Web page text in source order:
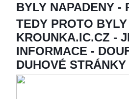
BYLY NAPADENY -
TEDY PROTO
KROUNKA.IC.CZ -
INFORMACE -
DUHOVÉ